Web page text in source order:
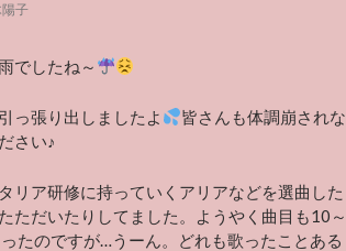
子
でしたね～
っ張り出しましたよ
皆さんも体調崩されな
さい♪
リア研修に持っていくアリアなどを選曲した
ただいたりしてました。ようやく曲目も10～
たのですが…うーん。どれも歌ったことある